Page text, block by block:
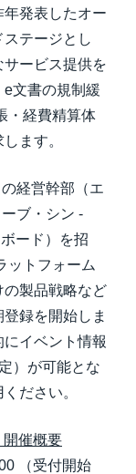
発表したオー
テージとし
ービス提供を
文書の規制緩
・経費精算体
ます。
経営幹部（エ
ブ・シン -
ード）を招
ットフォーム
製品戦略など
録を開始しま
イベント情報
）が可能とな
ださい。
開催概要
（受付開始